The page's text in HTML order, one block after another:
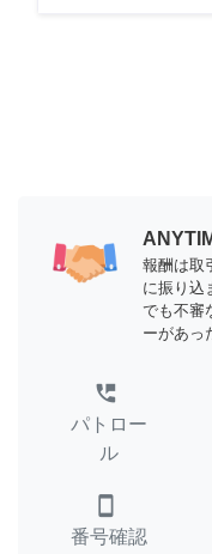
報酬は取
に振り込
でも不審
ーがあっ
perm_phone_msg
パトロー
ル
smartphone
番号確認